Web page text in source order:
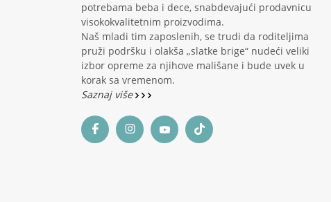
potrebama beba i dece, snabdevajući prodavnicu
visokokvalitetnim proizvodima.
Naš mladi tim zaposlenih, se trudi da roditeljima
pruži podršku i olakša „slatke brige“ nudeći veliki
izbor opreme za njihove mališane i bude uvek u
korak sa vremenom.
Saznaj više